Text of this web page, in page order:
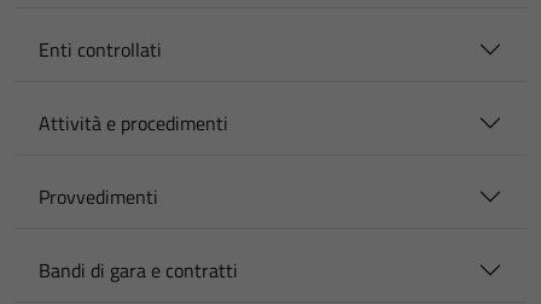
Enti controllati
Attività e procedimenti
Provvedimenti
Bandi di gara e contratti